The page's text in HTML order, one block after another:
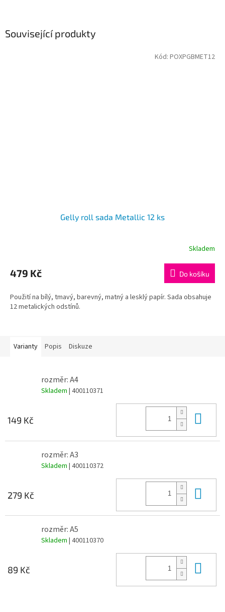
Související produkty
Gelly roll sada Metallic 12 ks
Skladem
479 Kč Do košíku
Použití na bílý, tmavý, barevný, matný a lesklý papír. Sada obsahuje
12 metalických odstínů.
Kód: POXPGBMET12
Varianty Popis Diskuze
rozměr: A4
Skladem | 400110371
149 Kč
rozměr: A3
Skladem | 400110372
279 Kč
rozměr: A5
Skladem | 400110370
89 Kč